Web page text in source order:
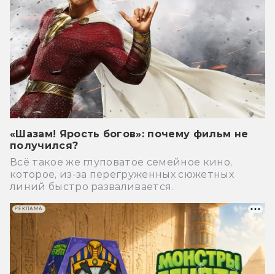
«Шазам! Ярость богов»: почему фильм не
получился?
Всё такое же глуповатое семейное кино,
которое, из-за перегруженных сюжетных
линий быстро разваливается.
РЕКЛАМА